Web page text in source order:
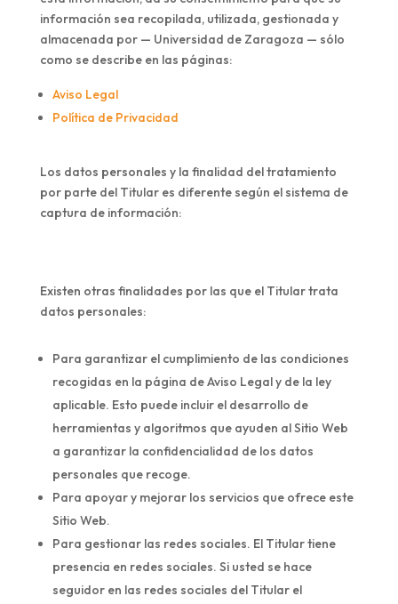
información sea recopilada, utilizada, gestionada y
almacenada por — Universidad de Zaragoza — sólo
como se describe en las páginas:
Aviso Legal
Política de Privacidad
Los datos personales y la finalidad del tratamiento
por parte del Titular es diferente según el sistema de
captura de información:
Existen otras finalidades por las que el Titular trata
datos personales:
Para garantizar el cumplimiento de las condiciones
recogidas en la página de Aviso Legal y de la ley
aplicable. Esto puede incluir el desarrollo de
herramientas y algoritmos que ayuden al Sitio Web
a garantizar la confidencialidad de los datos
personales que recoge.
Para apoyar y mejorar los servicios que ofrece este
Sitio Web.
Para gestionar las redes sociales. El Titular tiene
presencia en redes sociales. Si usted se hace
seguidor en las redes sociales del Titular el